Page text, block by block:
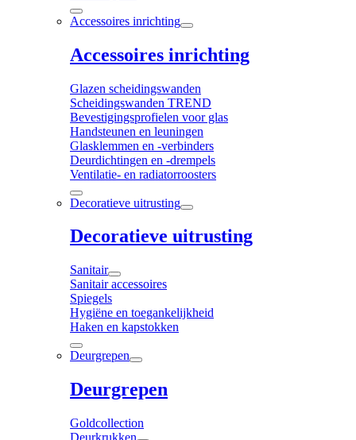
Accessoires inrichting
Accessoires inrichting
Glazen scheidingswanden
Scheidingswanden TREND
Bevestigingsprofielen voor glas
Handsteunen en leuningen
Glasklemmen en -verbinders
Deurdichtingen en -drempels
Ventilatie- en radiatorroosters
Decoratieve uitrusting
Decoratieve uitrusting
Sanitair
Sanitair accessoires
Spiegels
Hygiëne en toegankelijkheid
Haken en kapstokken
Deurgrepen
Deurgrepen
Goldcollection